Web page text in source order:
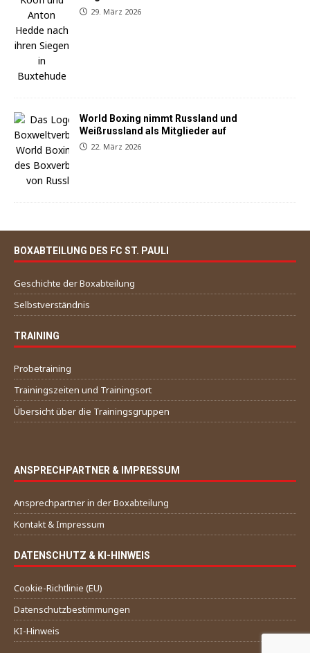
29. März 2026
World Boxing nimmt Russland und
Weißrussland als Mitglieder auf
22. März 2026
BOXABTEILUNG DES FC ST. PAULI
Geschichte der Boxabteilung
Selbstverständnis
TRAINING
Probetraining
Trainingszeiten und Trainingsort
Übersicht über die Trainingsgruppen
ANSPRECHPARTNER & IMPRESSUM
Ansprechpartner in der Boxabteilung
Kontakt & Impressum
DATENSCHUTZ & KI-HINWEIS
Cookie-Richtlinie (EU)
Datenschutzbestimmungen
KI-Hinweis